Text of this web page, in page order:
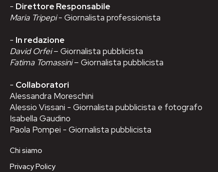
- Direttore Responsabile
Maria Tripepi- Giornalista professionista
- In redazione
David Orfei– Giornalista pubblicista
Fatima Tomassini– Giornalista pubblicista
- Collaboratori
Alessandra Moreschini
Alessio Vissani - Giornalista pubblicista e fotografo
Isabella Gaudino
Paola Pompei - Giornalista pubblicista
Chi siamo
Privacy Policy